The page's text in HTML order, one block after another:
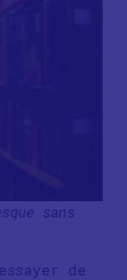
sans
de